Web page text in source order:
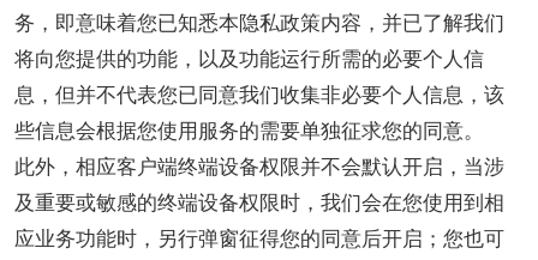
务，即意味着您已知悉本隐私政策内容，并已了解我们
将向您提供的功能，以及功能运行所需的必要个人信
息，但并不代表您已同意我们收集非必要个人信息，该
些信息会根据您使用服务的需要单独征求您的同意。
此外，相应客户端终端设备权限并不会默认开启，当涉
及重要或敏感的终端设备权限时，我们会在您使用到相
应业务功能时，另行弹窗征得您的同意后开启；您也可